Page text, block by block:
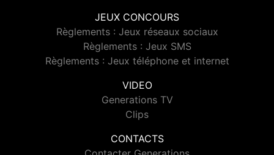
JEUX CONCOURS
Règlements : Jeux réseaux sociaux
Règlements : Jeux SMS
Règlements : Jeux téléphone et internet
VIDEO
Generations TV
Clips
CONTACTS